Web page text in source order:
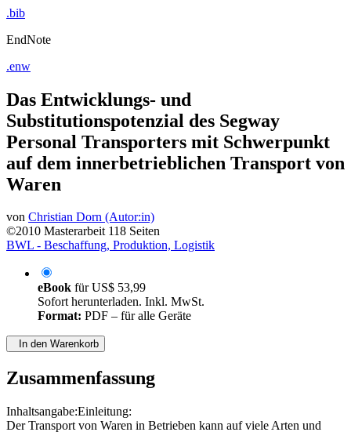
Zotero
.bib
EndNote
.enw
Das Entwicklungs- und
Substitutionspotenzial des Segway
Personal Transporters mit Schwerpunkt
auf dem innerbetrieblichen Transport von
Waren
vonChristian Dorn (Autor:in)
BWL - Beschaffung, Produktion, Logistik
eBookfürUS$ 53,99
Format:PDF – für alle Geräte
In den Warenkorb
Zusammenfassung